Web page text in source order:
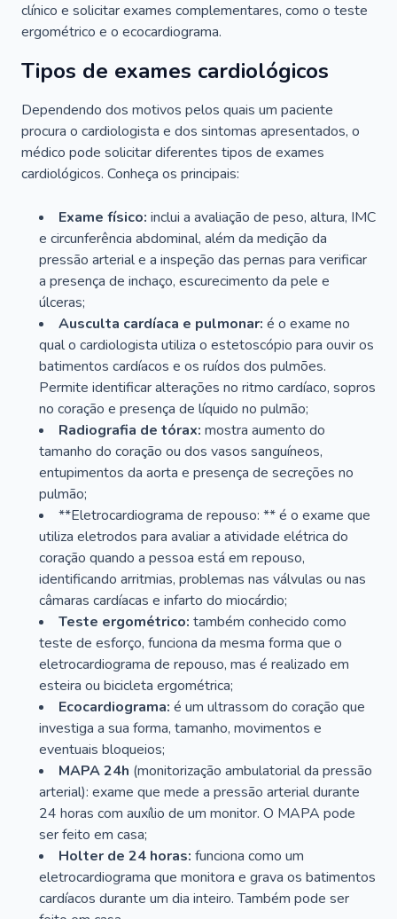
clínico e solicitar exames complementares, como o teste
ergométrico e o ecocardiograma.
Tipos de exames cardiológicos
Dependendo dos motivos pelos quais um paciente
procura o cardiologista e dos sintomas apresentados, o
médico pode solicitar diferentes tipos de exames
cardiológicos. Conheça os principais:
Exame físico: inclui a avaliação de peso, altura, IMC
e circunferência abdominal, além da medição da
pressão arterial e a inspeção das pernas para verificar
a presença de inchaço, escurecimento da pele e
úlceras;
Ausculta cardíaca e pulmonar: é o exame no
qual o cardiologista utiliza o estetoscópio para ouvir os
batimentos cardíacos e os ruídos dos pulmões.
Permite identificar alterações no ritmo cardíaco, sopros
no coração e presença de líquido no pulmão;
Radiografia de tórax: mostra aumento do
tamanho do coração ou dos vasos sanguíneos,
entupimentos da aorta e presença de secreções no
pulmão;
**Eletrocardiograma de repouso: ** é o exame que
utiliza eletrodos para avaliar a atividade elétrica do
coração quando a pessoa está em repouso,
identificando arritmias, problemas nas válvulas ou nas
câmaras cardíacas e infarto do miocárdio;
Teste ergométrico: também conhecido como
teste de esforço, funciona da mesma forma que o
eletrocardiograma de repouso, mas é realizado em
esteira ou bicicleta ergométrica;
Ecocardiograma: é um ultrassom do coração que
investiga a sua forma, tamanho, movimentos e
eventuais bloqueios;
MAPA 24h (monitorização ambulatorial da pressão
arterial): exame que mede a pressão arterial durante
24 horas com auxílio de um monitor. O MAPA pode
ser feito em casa;
Holter de 24 horas: funciona como um
eletrocardiograma que monitora e grava os batimentos
cardíacos durante um dia inteiro. Também pode ser